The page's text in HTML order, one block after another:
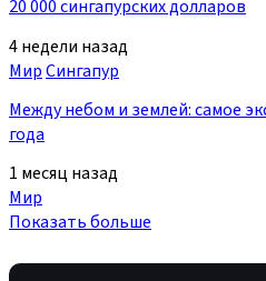
20 000 сингапурских долларов
4 недели назад
МирСингапур
Между небом и землей: самое
года
1 месяц назад
Мир
Показать больше